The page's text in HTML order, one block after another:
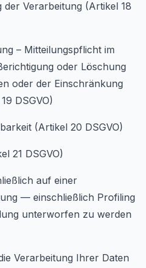
Verarbeitung (Artikel 18
– Mitteilungspflicht im
oder Löschung
oder der Einschränkung
DSGVO)
(Artikel 20 DSGVO)
21 DSGVO)
auf einer
— einschließlich Profiling
unterworfen zu werden
Verarbeitung Ihrer Daten